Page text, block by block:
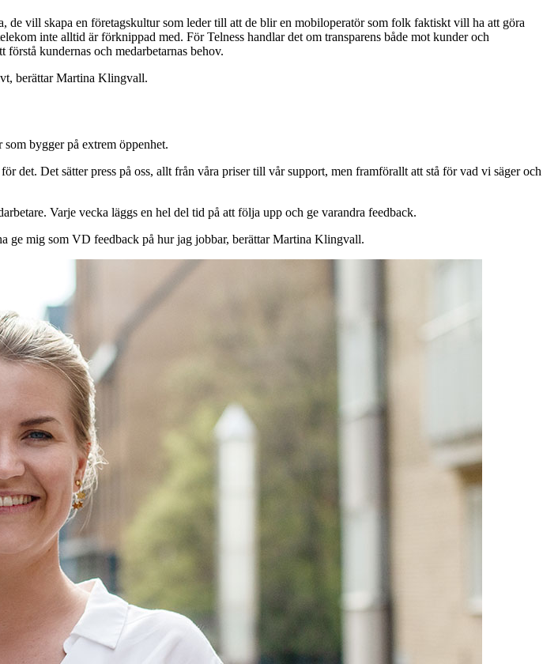
vill skapa en företagskultur som leder till att de blir en mobiloperatör som folk faktiskt vill ha att göra
inte alltid är förknippad med. För Telness handlar det om transparens både mot kunder och
kundernas och medarbetarnas behov.
berättar Martina Klingvall.
som bygger på extrem öppenhet.
det. Det sätter press på oss, allt från våra priser till vår support, men framförallt att stå för vad vi säger och
Varje vecka läggs en hel del tid på att följa upp och ge varandra feedback.
ge mig som VD feedback på hur jag jobbar, berättar Martina Klingvall.